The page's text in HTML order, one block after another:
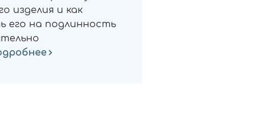
изделия и как
его на подлинность